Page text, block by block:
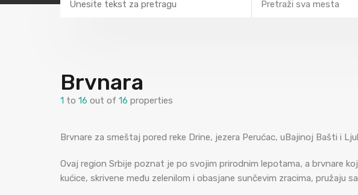
Pretraži sva mesta
Brvnara
1 to 16 out of 16 properties
Brvnare za smeštaj pored reke Drine, jezera Perućac, uBajinoj Bašti i
Ovaj region Srbije poznat je po svojim prirodnim lepotama, a brvnare
kućice, skrivene među zelenilom i obasjane sunčevim zracima, pružaju